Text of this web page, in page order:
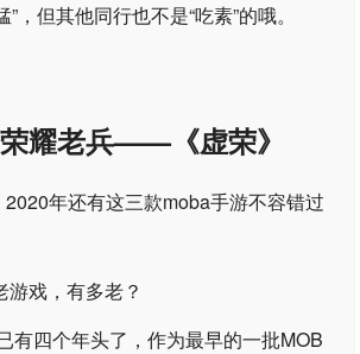
，但其他同行也不是“吃素”的哦。
耀老兵——《虚荣》
游戏，有多老？
有四个年头了，作为最早的一批MOB